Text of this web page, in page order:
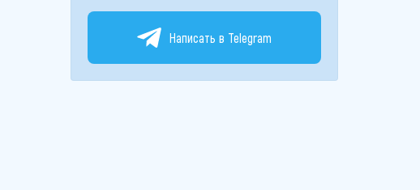
Написать в Telegram